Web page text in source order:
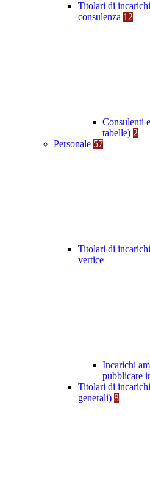
Titolari di
consulenza 12
Consulenti
tabelle) 2
Personale 57
Titolari di
vertice
Incarichi
pubblicare
Titolari di
generali) 8